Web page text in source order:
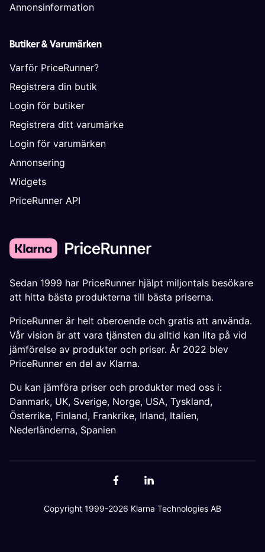
Annonsinformation
Butiker & Varumärken
Varför PriceRunner?
Registrera din butik
Login för butiker
Registrera ditt varumärke
Login för varumärken
Annonsering
Widgets
PriceRunner API
Sedan 1999 har PriceRunner hjälpt miljontals besökare
att hitta bästa produkterna till bästa priserna.
PriceRunner är helt oberoende och gratis att använda.
Vår vision är att vara tjänsten du alltid kan lita på vid
jämförelse av produkter och priser. År 2022 blev
PriceRunner en del av Klarna.
Du kan jämföra priser och produkter med oss i:
Danmark, UK, Sverige, Norge, USA, Tyskland,
Österrike, Finland, Frankrike, Irland, Italien,
Nederländerna, Spanien
Copyright 1999-2026 Klarna Technologies AB